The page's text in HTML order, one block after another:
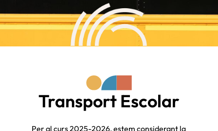
Transport Escolar
Per al curs 2025-2026, estem considerant la